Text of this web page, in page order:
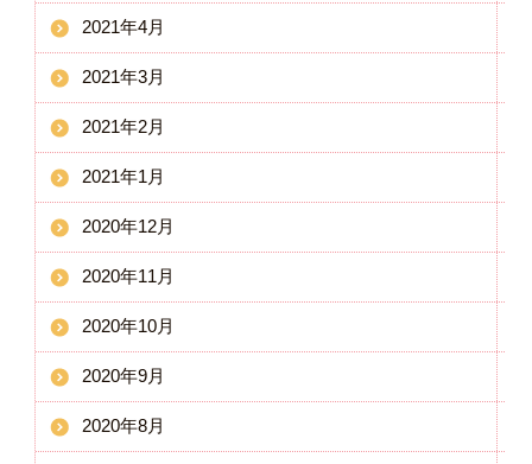
2021年4月
2021年3月
2021年2月
2021年1月
2020年12月
2020年11月
2020年10月
2020年9月
2020年8月